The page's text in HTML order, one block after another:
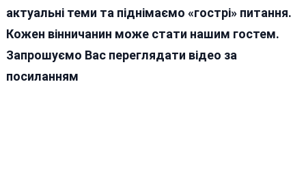
актуальні теми та піднімаємо «гострі» питання.
Кожен вінничанин може стати нашим гостем.
Запрошуємо Вас переглядати відео за
посиланням